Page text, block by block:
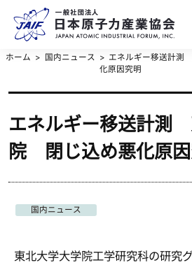
ホーム 国内ニュース
エネルギー移送計
化原因究明
エネルギー移送計測
院 閉じ込め悪化原因
国内ニュース
東北大学大学院工学研究科の研究